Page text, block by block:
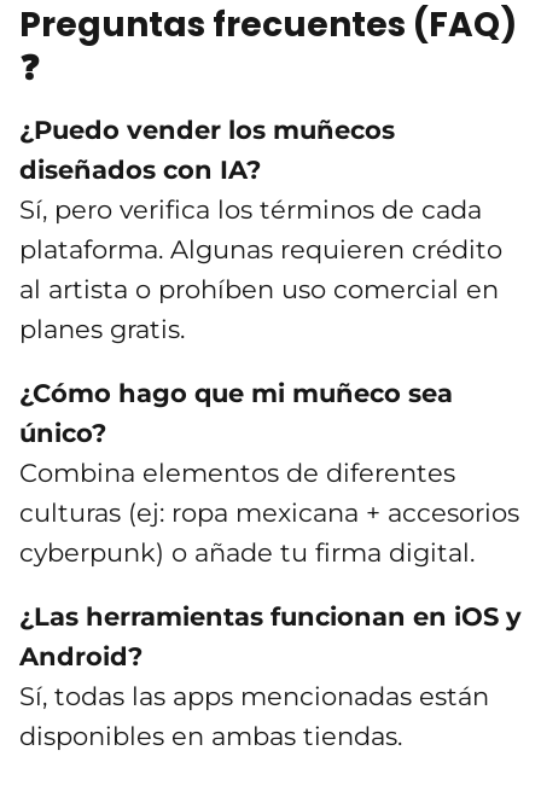
Preguntas frecuentes (FAQ)
❓
¿Puedo vender los muñecos
diseñados con IA?
Sí, pero verifica los términos de cada
plataforma. Algunas requieren crédito
al artista o prohíben uso comercial en
planes gratis.
¿Cómo hago que mi muñeco sea
único?
Combina elementos de diferentes
culturas (ej: ropa mexicana + accesorios
cyberpunk) o añade tu firma digital.
¿Las herramientas funcionan en iOS y
Android?
Sí, todas las apps mencionadas están
disponibles en ambas tiendas.